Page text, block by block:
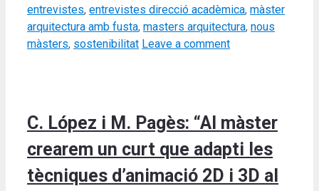
entrevistes, entrevistes direcció acadèmica, màster
arquitectura amb fusta, masters arquitectura, nous
màsters, sostenibilitat Leave a comment
C. López i M. Pagès: “Al màster
crearem un curt que adapti les
tècniques d’animació 2D i 3D al